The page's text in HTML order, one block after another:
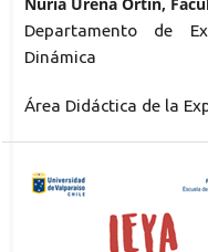
Departamento de
Dinámica
Área Didáctica de la